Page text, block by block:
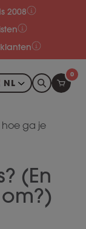
2008
NL
0
hoe ga je
(En